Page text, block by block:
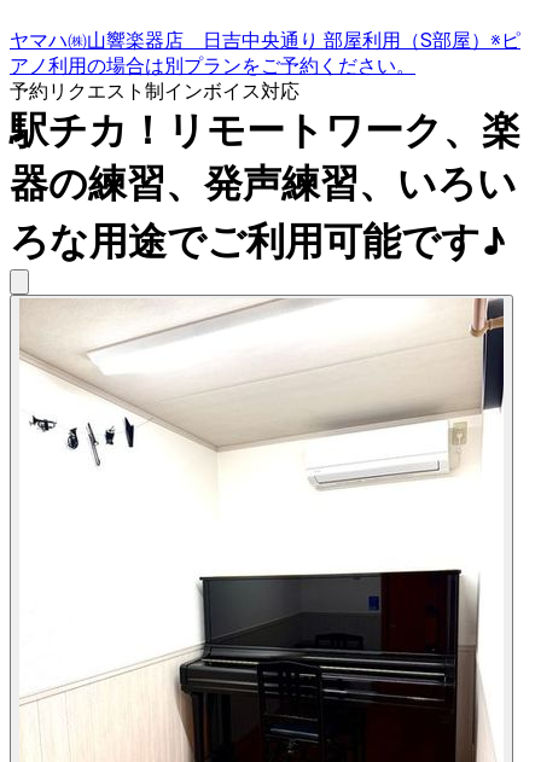
ヤマハ㈱山響楽器店 日吉中央通り 部屋利用（S部屋）※ピ
アノ利用の場合は別プランをご予約ください。
予約リクエスト制インボイス対応
駅チカ！リモートワーク、楽
器の練習、発声練習、いろい
ろな用途でご利用可能です♪